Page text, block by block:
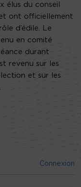
élus du conseil
ont officiellement
d’édile. Le
en comité
durant
revenu sur les
et sur les
Connexion